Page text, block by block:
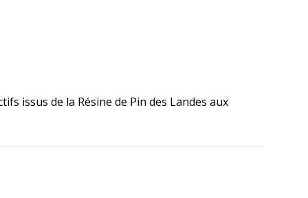
issus de la Résine de Pin des Landes aux